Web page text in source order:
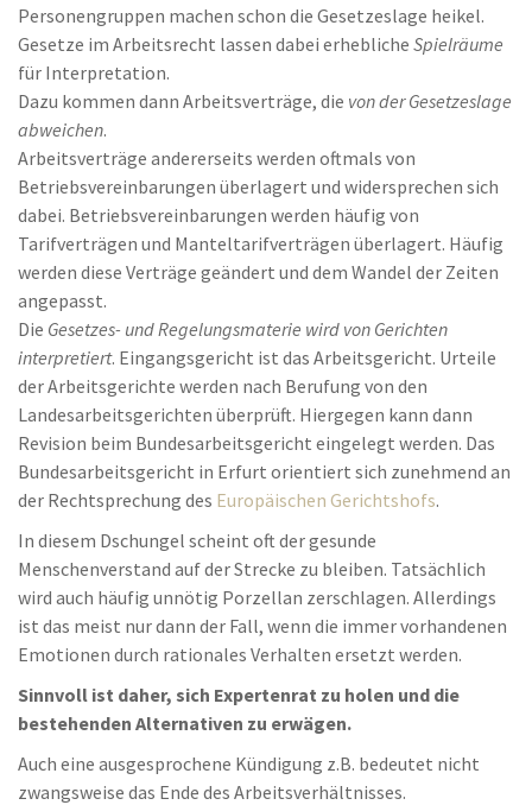
Personengruppen machen schon die Gesetzeslage heikel.
Gesetze im Arbeitsrecht lassen dabei erhebliche Spielräume
für Interpretation.
Dazu kommen dann Arbeitsverträge, die von der Gesetzeslage
abweichen.
Arbeitsverträge andererseits werden oftmals von
Betriebsvereinbarungen überlagert und widersprechen sich
dabei. Betriebsvereinbarungen werden häufig von
Tarifverträgen und Manteltarifverträgen überlagert. Häufig
werden diese Verträge geändert und dem Wandel der Zeiten
angepasst.
Die Gesetzes- und Regelungsmaterie wird von Gerichten
interpretiert. Eingangsgericht ist das Arbeitsgericht. Urteile
der Arbeitsgerichte werden nach Berufung von den
Landesarbeitsgerichten überprüft. Hiergegen kann dann
Revision beim Bundesarbeitsgericht eingelegt werden. Das
Bundesarbeitsgericht in Erfurt orientiert sich zunehmend an
der Rechtsprechung des Europäischen Gerichtshofs.
In diesem Dschungel scheint oft der gesunde
Menschenverstand auf der Strecke zu bleiben. Tatsächlich
wird auch häufig unnötig Porzellan zerschlagen. Allerdings
ist das meist nur dann der Fall, wenn die immer vorhandenen
Emotionen durch rationales Verhalten ersetzt werden.
Sinnvoll ist daher, sich Expertenrat zu holen und die
bestehenden Alternativen zu erwägen.
Auch eine ausgesprochene Kündigung z.B. bedeutet nicht
zwangsweise das Ende des Arbeitsverhältnisses.